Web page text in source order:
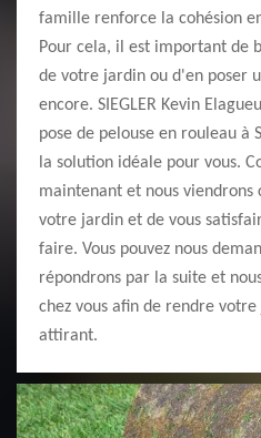
famille renforce la cohésion
Pour cela, il est important de
de votre jardin ou d'en poser
encore. SIEGLER Kevin
pose de pelouse en rouleau à
la solution idéale pour vous.
maintenant et nous viendrons
votre jardin et de vous
faire. Vous pouvez nous
répondrons par la suite et
chez vous afin de rendre
attirant.